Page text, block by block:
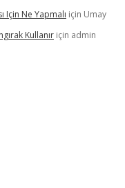
Için Ne Yapmalı için Umay
Kullanır için admin